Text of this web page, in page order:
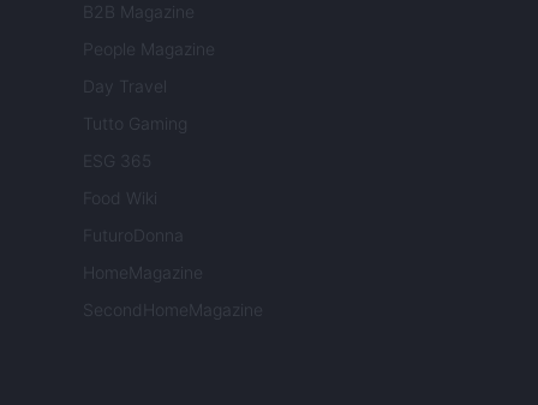
B2B Magazine
People Magazine
Day Travel
Tutto Gaming
ESG 365
Food Wiki
FuturoDonna
HomeMagazine
SecondHomeMagazine